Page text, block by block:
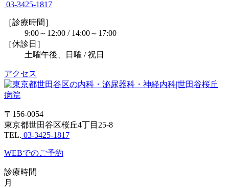
03-3425-1817
［診療時間］
9:00～12:00 / 14:00～17:00
［休診日］
土曜午後、日曜 / 祝日
アクセス
〒156-0054
東京都世田谷区桜丘4丁目25-8
TEL. 03-3425-1817
WEBでのご予約
診療時間
月